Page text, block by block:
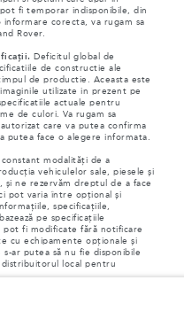
fi temporar indisponibile, din
corecta, va rugam sa
Rover.
Deficitul global de
de constructie ale
de productie. Aceasta este
utilizate in prezent pe
actuale pentru
de culori. Va rugam sa
care va putea confirma
face o alegere informata.
modalități de a
vehiculelor sale, piesele și
și ne rezervăm dreptul de a face
pot varia între opțional și
specificațiile,
pe specificațiile
pot fi modificate fără notificare
cu echipamente opționale și
ar putea să nu fie disponibile
local pentru
2021. VIN-ul vehiculului,